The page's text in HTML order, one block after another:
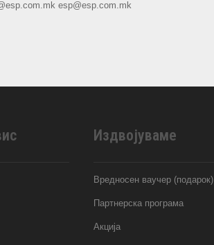
esp@esp.com.mk
Издвојуваме
Вредносен ваучер (подарок)
Партнерска програма
Акција